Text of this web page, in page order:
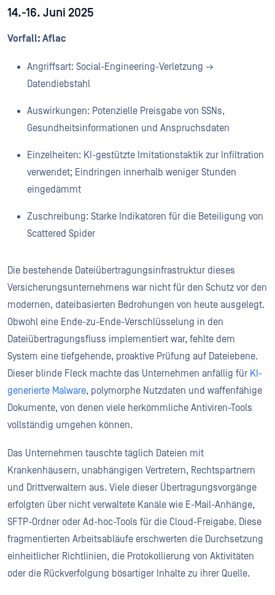
14.-16. Juni 2025
Vorfall: Aflac
Angriffsart: Social-Engineering-Verletzung →
Datendiebstahl
Auswirkungen: Potenzielle Preisgabe von SSNs,
Gesundheitsinformationen und Anspruchsdaten
Einzelheiten: KI-gestützte Imitationstaktik zur Infiltration
verwendet; Eindringen innerhalb weniger Stunden
eingedämmt
Zuschreibung: Starke Indikatoren für die Beteiligung von
Scattered Spider
Die bestehende Dateiübertragungsinfrastruktur dieses
Versicherungsunternehmens war nicht für den Schutz vor den
modernen, dateibasierten Bedrohungen von heute ausgelegt.
Obwohl eine Ende-zu-Ende-Verschlüsselung in den
Dateiübertragungsfluss implementiert war, fehlte dem
System eine tiefgehende, proaktive Prüfung auf Dateiebene.
Dieser blinde Fleck machte das Unternehmen anfällig für KI-
generierte Malware, polymorphe Nutzdaten und waffenfähige
Dokumente, von denen viele herkömmliche Antiviren-Tools
vollständig umgehen können.
Das Unternehmen tauschte täglich Dateien mit
Krankenhäusern, unabhängigen Vertretern, Rechtspartnern
und Drittverwaltern aus. Viele dieser Übertragungsvorgänge
erfolgten über nicht verwaltete Kanäle wie E-Mail-Anhänge,
SFTP-Ordner oder Ad-hoc-Tools für die Cloud-Freigabe. Diese
fragmentierten Arbeitsabläufe erschwerten die Durchsetzung
einheitlicher Richtlinien, die Protokollierung von Aktivitäten
oder die Rückverfolgung bösartiger Inhalte zu ihrer Quelle.